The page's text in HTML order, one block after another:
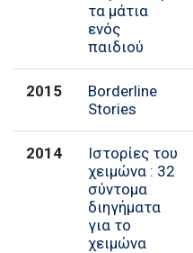
τα μάτια
ενός
παιδιού
2015
Borderline
Stories
2014
Ιστορίες του
χειμώνα : 32
σύντομα
διηγήματα
για το
χειμώνα